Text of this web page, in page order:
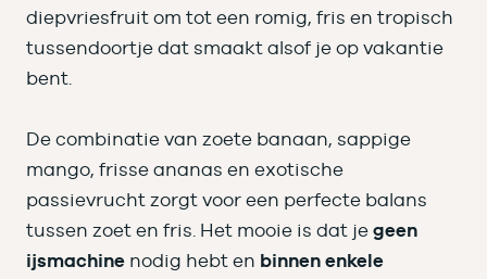
diepvriesfruit om tot een romig, fris en tropisch
tussendoortje dat smaakt alsof je op vakantie
bent.
De combinatie van zoete banaan, sappige
mango, frisse ananas en exotische
passievrucht zorgt voor een perfecte balans
tussen zoet en fris. Het mooie is dat je geen
ijsmachine nodig hebt en binnen enkele